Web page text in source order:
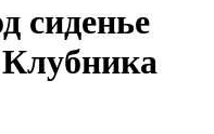
сиденье
Клубника